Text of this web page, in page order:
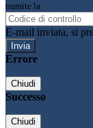
tramite la
E-mail inviata, si
Errore
Chiudi
Successo
Chiudi